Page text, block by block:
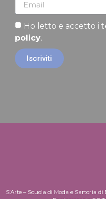
Ho letto e accetto i
policy.
Iscriviti
S’Arte – Scuola di Moda e Sartoria